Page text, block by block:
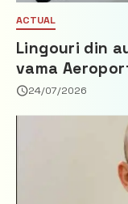
ACTUAL
Lingouri din
vama
24/07/2026